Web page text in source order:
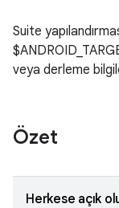
Suite
veya derleme
Özet
Herkese açık